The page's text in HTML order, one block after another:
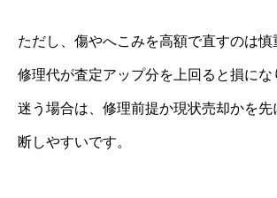
ただし、傷やへこみを高額で直すのは慎
修理代が査定アップ分を上回ると損にな
迷う場合は、修理前提か現状売却かを先
断しやすいです。